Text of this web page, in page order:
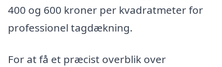
400 og 600 kroner per kvadratmeter for
professionel tagdækning.
For at få et præcist overblik over